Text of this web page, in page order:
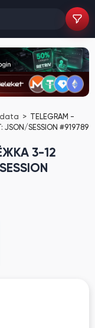
TELEGRAM -
SESSION #919789
3-12